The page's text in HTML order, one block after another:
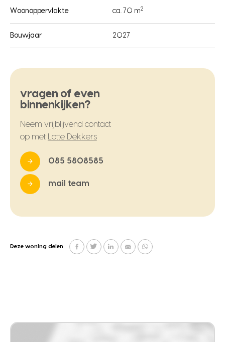
Woonoppervlakte ca. 70 m2
Bouwjaar 2027
vragen of even
binnenkijken?
Neem vrijblijvend contact
op met
Lotte Dekkers
085 5808585
mail team
Deze woning delen